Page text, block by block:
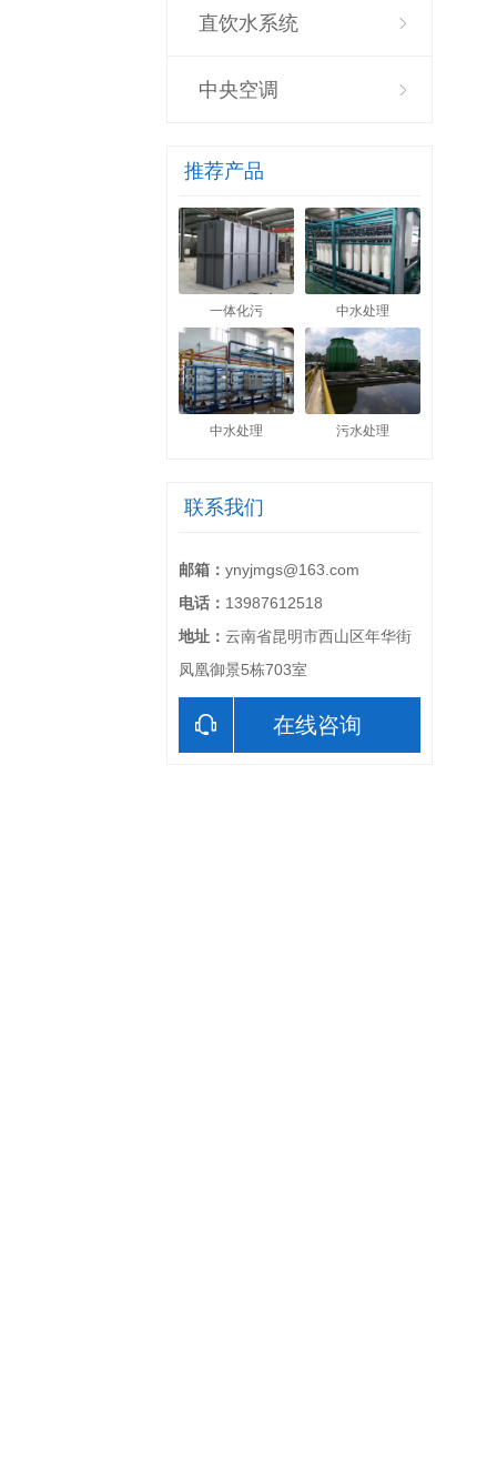
直饮水系统
中央空调
推荐产品
一体化污 中水处理
中水处理 污水处理
联系我们
邮箱： ynyjmgs@163.com
电话： 13987612518
地址： 云南省昆明市西山区年华街
凤凰御景5栋703室
在线咨询